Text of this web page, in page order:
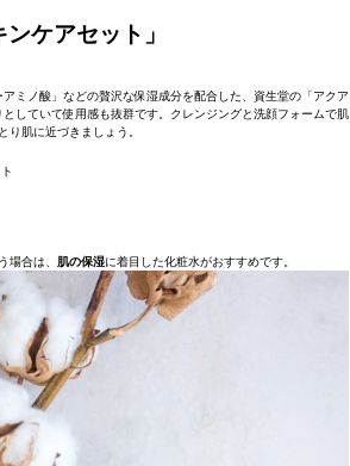
ケアセット」
ミノ酸」などの贅沢な保湿成分を配合した、資生堂の「アクア
していて使用感も抜群です。クレンジングと洗顔フォームで肌
肌に近づきましょう。
場合は、 肌の保湿に着目した化粧水がおすすめです。